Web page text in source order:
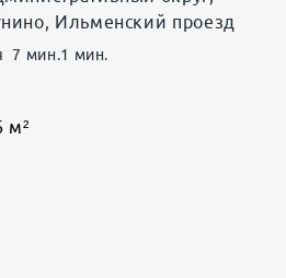
Ильменский проезд
7 мин.1 мин.
м²